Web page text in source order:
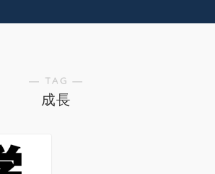
― TAG ―
成長